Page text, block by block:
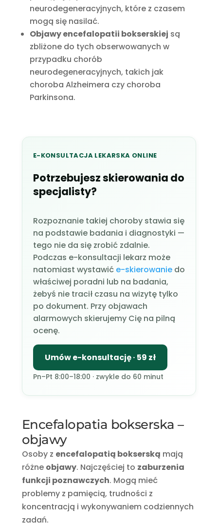
neurodegeneracyjnych, które z czasem
mogą się nasilać.
Objawy encefalopatii bokserskiej są
zbliżone do tych obserwowanych w
przypadku chorób
neurodegeneracyjnych, takich jak
choroba Alzheimera czy choroba
Parkinsona.
E-KONSULTACJA LEKARSKA ONLINE
Potrzebujesz skierowania do
specjalisty?
Rozpoznanie takiej choroby stawia się
na podstawie badania i diagnostyki —
tego nie da się zrobić zdalnie.
Podczas e-konsultacji lekarz może
natomiast wystawić e-skierowaniedo
właściwej poradni lub na badania,
żebyś nie tracił czasu na wizytę tylko
po dokument. Przy objawach
alarmowych skierujemy Cię na pilną
ocenę.
Umów e-konsultację · 59 zł
Pn–Pt 8:00–18:00 · zwykle do 60 minut
Encefalopatia bokserska –
objawy
Osoby z encefalopatią bokserską mają
różne objawy. Najczęściej to zaburzenia
funkcji poznawczych. Mogą mieć
problemy z pamięcią, trudności z
koncentracją i wykonywaniem codziennych
zadań.